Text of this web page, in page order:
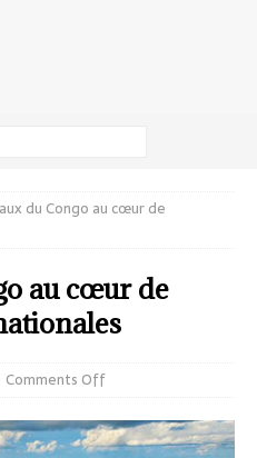
du Congo au cœur de
au cœur de
Comments Off